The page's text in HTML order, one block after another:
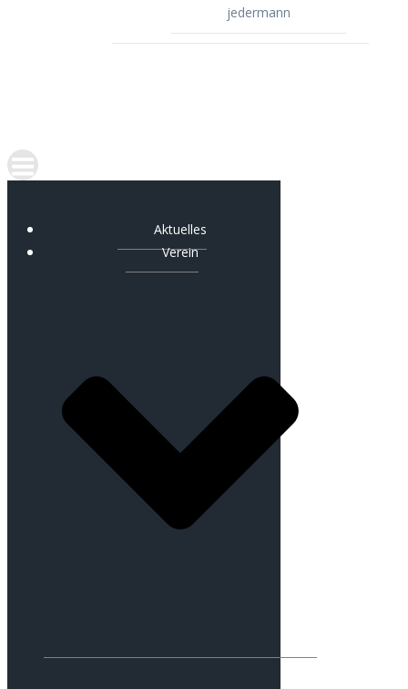
jedermann
Aktuelles
Verein